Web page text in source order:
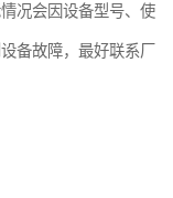
况会因设备型号、使
备故障，最好联系厂